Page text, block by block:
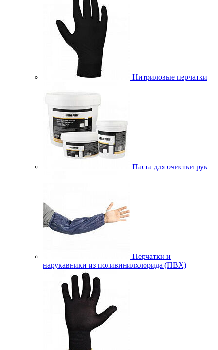
Нитриловые перчатки
Паста для очистки рук
Перчатки и
нарукавники из поливинилхлорида (ПВХ)